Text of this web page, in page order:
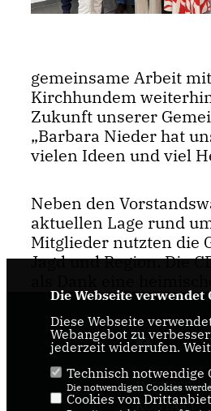
gemeinsame Arbeit
Kirchhundem
Zukunft unserer
Barbara Nieder hat
vielen Ideen und viel
Neben den
aktuellen Lage rund
Mitglieder nutzten die
Jagd und Region. Die
KONTAKT
Die Webseite verwendet
Diese Webseite
Webangebot zu
jederzeit widerrufen.
Technisch notwendige
Die notwendigen Cookies
Cookies von